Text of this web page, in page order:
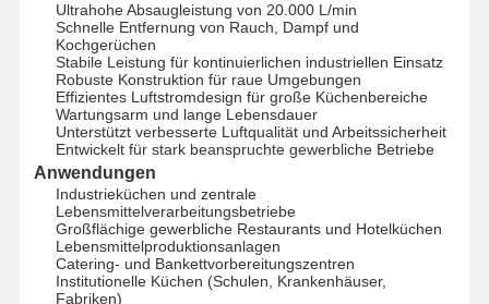
Ultrahohe Absaugleistung von 20.000 L/min
Schnelle Entfernung von Rauch, Dampf und
Kochgerüchen
Stabile Leistung für kontinuierlichen industriellen Einsatz
Robuste Konstruktion für raue Umgebungen
Effizientes Luftstromdesign für große Küchenbereiche
Wartungsarm und lange Lebensdauer
Unterstützt verbesserte Luftqualität und Arbeitssicherheit
Entwickelt für stark beanspruchte gewerbliche Betriebe
Anwendungen
Industrieküchen und zentrale
Lebensmittelverarbeitungsbetriebe
Großflächige gewerbliche Restaurants und Hotelküchen
Lebensmittelproduktionsanlagen
Catering- und Bankettvorbereitungszentren
Institutionelle Küchen (Schulen, Krankenhäuser,
Fabriken)